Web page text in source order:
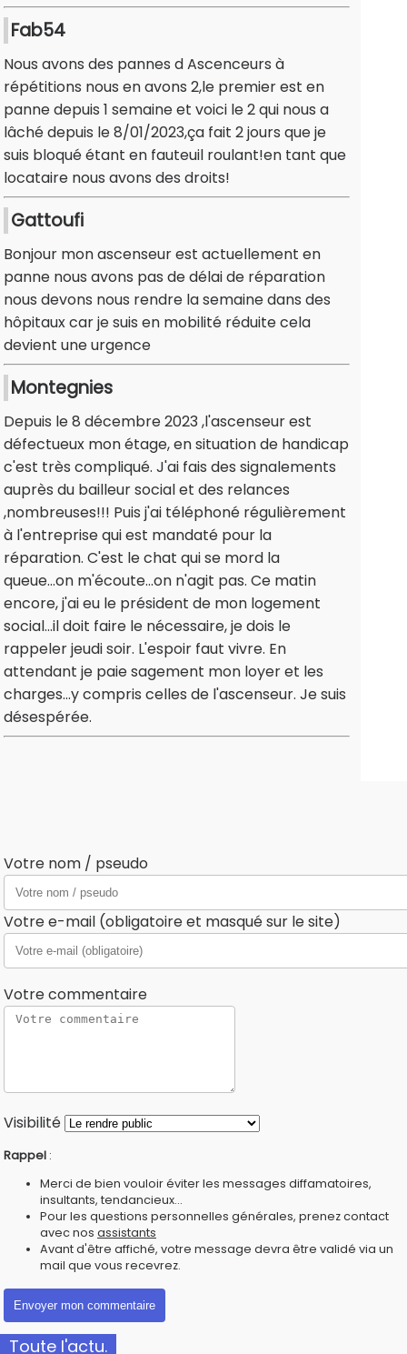
Fab54
Nous avons des pannes d Ascenceurs à
répétitions nous en avons 2,le premier est en
panne depuis 1 semaine et voici le 2 qui nous a
lâché depuis le 8/01/2023,ça fait 2 jours que je
suis bloqué étant en fauteuil roulant!en tant que
locataire nous avons des droits!
Gattoufi
Bonjour mon ascenseur est actuellement en
panne nous avons pas de délai de réparation
nous devons nous rendre la semaine dans des
hôpitaux car je suis en mobilité réduite cela
devient une urgence
Montegnies
Depuis le 8 décembre 2023 ,l'ascenseur est
défectueux mon étage, en situation de handicap
c'est très compliqué. J'ai fais des signalements
auprès du bailleur social et des relances
,nombreuses!!! Puis j'ai téléphoné régulièrement
à l'entreprise qui est mandaté pour la
réparation. C'est le chat qui se mord la
queue...on m'écoute...on n'agit pas. Ce matin
encore, j'ai eu le président de mon logement
social...il doit faire le nécessaire, je dois le
rappeler jeudi soir. L'espoir faut vivre. En
attendant je paie sagement mon loyer et les
charges...y compris celles de l'ascenseur. Je suis
désespérée.
Votre nom / pseudo
Votre e-mail (obligatoire et masqué sur le site)
Votre commentaire
Visibilité
Rappel :
Merci de bien vouloir éviter les messages diffamatoires,
insultants, tendancieux...
Pour les questions personnelles générales, prenez contact
avec nos assistants
Avant d'être affiché, votre message devra être validé via un
mail que vous recevrez.
Toute l'actu.